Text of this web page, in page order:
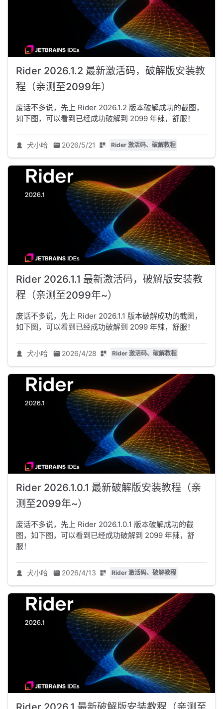
Rider 2026.1.2 最新激活码，破解版安装教
程（亲测至2099年）
废话不多说，先上 Rider 2026.1.2 版本破解成功的截图，
如下图，可以看到已经成功破解到 2099 年辣，舒服！
犬小哈 2026/5/21 Rider 激活码、破解教程
Rider 2026.1.1 最新激活码，破解版安装教
程（亲测至2099年~）
废话不多说，先上 Rider 2026.1.1 版本破解成功的截图，
如下图，可以看到已经成功破解到 2099 年辣，舒服！
犬小哈 2026/4/28 Rider 激活码、破解教程
Rider 2026.1.0.1 最新破解版安装教程（亲
测至2099年~）
废话不多说，先上 Rider 2026.1.0.1 版本破解成功的截
图，如下图，可以看到已经成功破解到 2099 年辣，舒
服！
犬小哈 2026/4/13 Rider 激活码、破解教程